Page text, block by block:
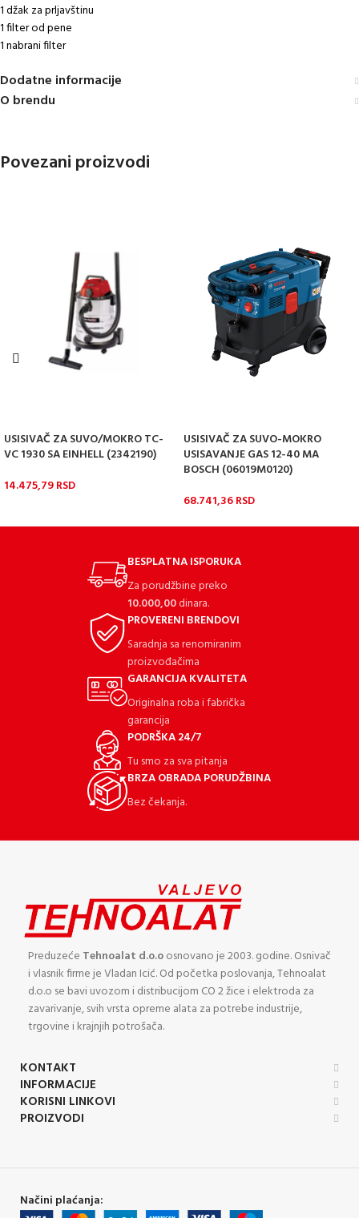
1 džak za prljavštinu
1 filter od pene
1 nabrani filter
Dodatne informacije
O brendu
Povezani proizvodi
USISIVAČ ZA SUVO/MOKRO TC-
VC 1930 SA EINHELL (2342190)
14.475,79RSD
USISIVAČ ZA SUVO-MOKRO
USISAVANJE GAS 12-40 MA
BOSCH (06019M0120)
68.741,36RSD
BESPLATNA ISPORUKA
Za porudžbine preko
10.000,00dinara.
PROVERENI BRENDOVI
Saradnja sa renomiranim
proizvođačima
GARANCIJA KVALITETA
Originalna roba i fabrička
garancija
PODRŠKA 24/7
Tu smo za sva pitanja
BRZA OBRADA PORUDŽBINA
Bez čekanja.
Preduzeće Tehnoalat d.o.oosnovano je 2003. godine. Osnivač
i vlasnik firme je Vladan Icić. Od početka poslovanja, Tehnoalat
d.o.o se bavi uvozom i distribucijom CO 2 žice i elektroda za
zavarivanje, svih vrsta opreme alata za potrebe industrije,
trgovine i krajnjih potrošača.
KONTAKT
INFORMACIJE
KORISNI LINKOVI
PROIZVODI
Načini plaćanja: